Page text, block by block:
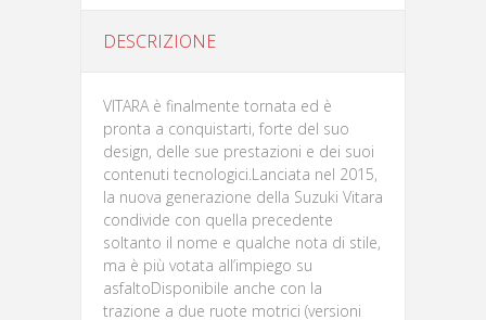
DESCRIZIONE
VITARA è finalmente tornata ed è
pronta a conquistarti, forte del suo
design, delle sue prestazioni e dei suoi
contenuti tecnologici.Lanciata nel 2015,
la nuova generazione della Suzuki Vitara
condivide con quella precedente
soltanto il nome e qualche nota di stile,
ma è più votata all’impiego su
asfaltoDisponibile anche con la
trazione a due ruote motrici (versioni